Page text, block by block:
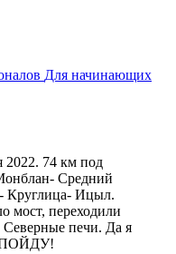
Для начинающих
2022. 74 км под
Средний
Круглица- Ицыл.
мост, переходили
печи. Да я
ПОЙДУ!